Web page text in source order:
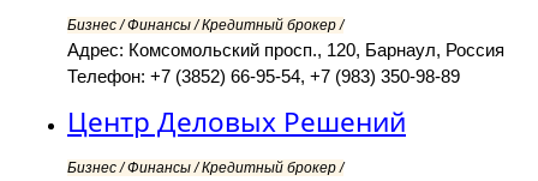
Бизнес / Финансы / Кредитный брокер /
Адрес: Комсомольский просп., 120, Барнаул, Россия
Телефон: +7 (3852) 66-95-54, +7 (983) 350-98-89
Центр Деловых Решений
Бизнес / Финансы / Кредитный брокер /